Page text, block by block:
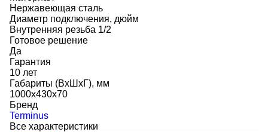
Нержавеющая сталь
Диаметр подключения, дюйм
Внутренняя резьба 1/2
Готовое решение
Да
Гарантия
10 лет
Габариты (ВхШхГ), мм
1000x430x70
Бренд
Terminus
Все характеристики